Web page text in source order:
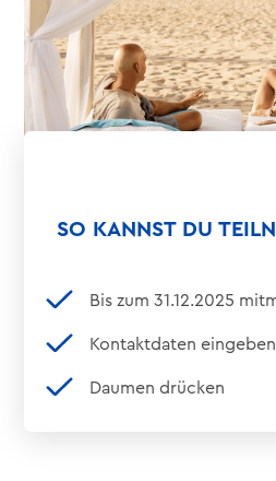
SO KANNST DU
Bis zum 31.12.2025
Kontaktdaten eingeben
Daumen drücken